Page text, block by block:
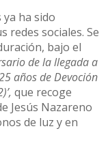
ha sido
redes sociales. Se
bajo el
de la llegada a
años de Devoción
que recoge
Jesús Nazareno
de luz y en